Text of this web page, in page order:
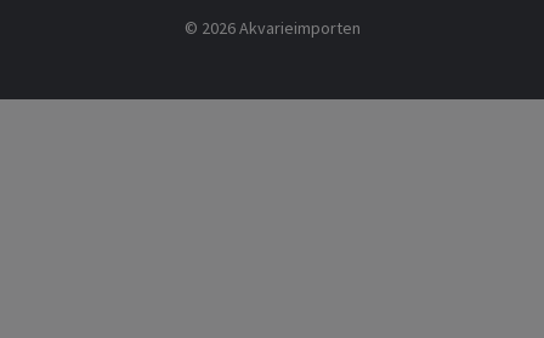
© 2026 Akvarieimporten